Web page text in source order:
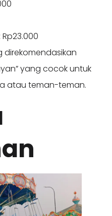
direkomendasikan
yang cocok untuk
atau teman-teman.